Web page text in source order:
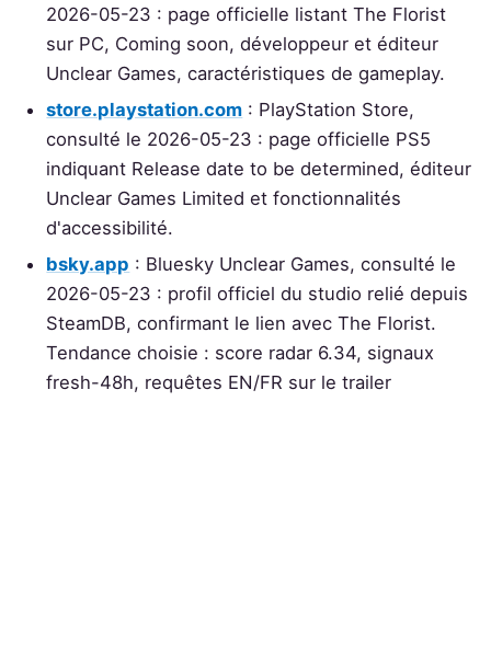
2026-05-23 : page officielle listant The Florist
sur PC, Coming soon, développeur et éditeur
Unclear Games, caractéristiques de gameplay.
store.playstation.com : PlayStation Store,
consulté le 2026-05-23 : page officielle PS5
indiquant Release date to be determined, éditeur
Unclear Games Limited et fonctionnalités
d'accessibilité.
bsky.app : Bluesky Unclear Games, consulté le
2026-05-23 : profil officiel du studio relié depuis
SteamDB, confirmant le lien avec The Florist.
Tendance choisie : score radar 6.34, signaux
fresh-48h, requêtes EN/FR sur le trailer